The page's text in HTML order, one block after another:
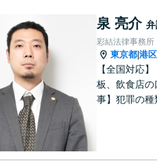
泉 亮介
彩結法律事務所
東京都 港区
【全国対応
板、飲食店
事】犯罪の種